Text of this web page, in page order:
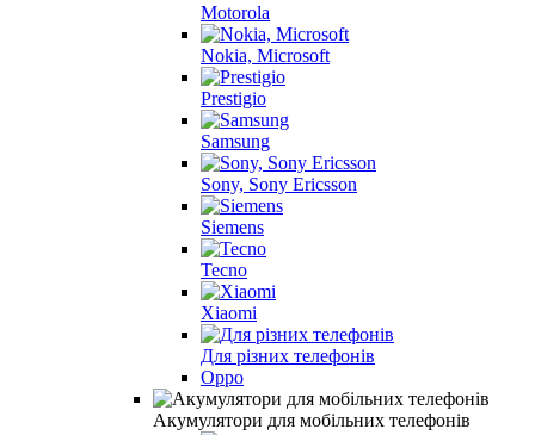
Motorola
Nokia, Microsoft
Prestigio
Samsung
Sony, Sony Ericsson
Siemens
Tecno
Xiaomi
Для різних телефонів
Oppo
Акумулятори для мобільних телефонів